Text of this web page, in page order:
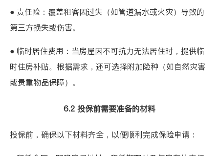
● 责任险：覆盖租客因过失（如管道漏水或火灾）导致的
第三方损失或伤害。
● 临时居住费用：当房屋因不可抗力无法居住时，提供临
时住房补贴。根据需求，还可选择附加险种（如自然灾害
或贵重物品保障）。
6.2 投保前需要准备的材料
投保前，确保以下材料齐全，以便顺利完成保险申请：